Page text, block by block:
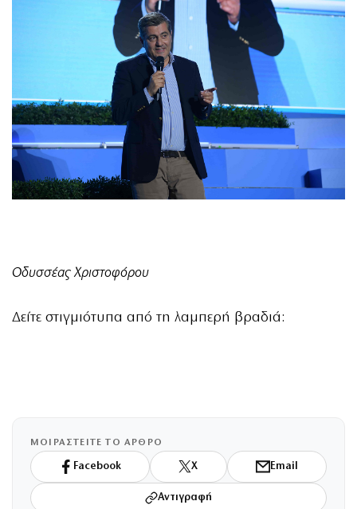
Οδυσσέας Χριστοφόρου
Δείτε στιγμιότυπα από τη λαμπερή βραδιά:
ΜΟΙΡΑΣΤΕΙΤΕ ΤΟ ΑΡΘΡΟ
Facebook X Email
Αντιγραφή